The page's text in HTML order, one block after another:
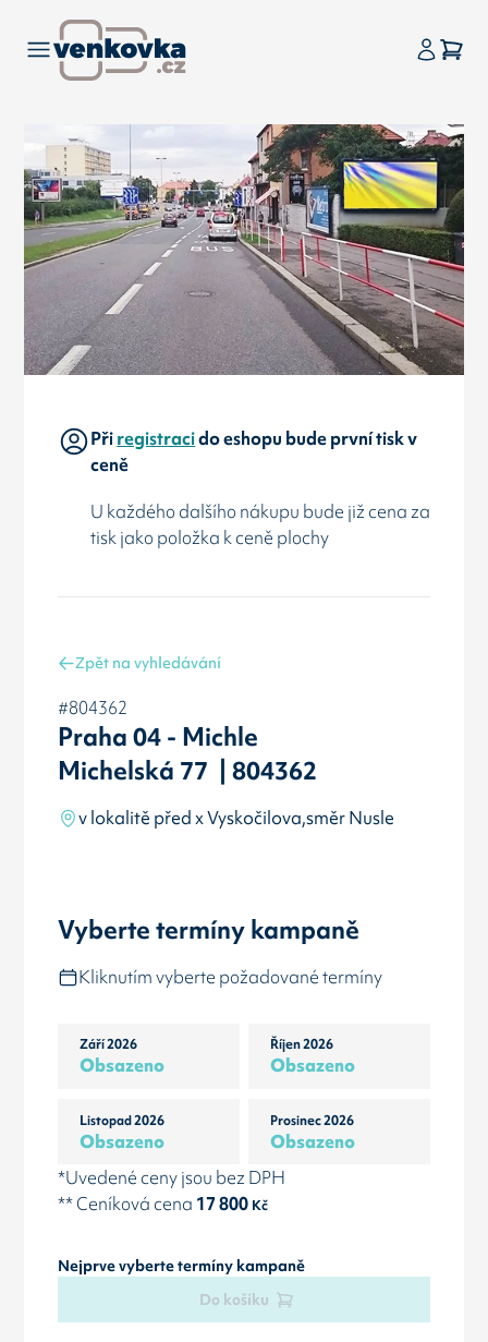
Přiregistracido eshopu bude první tisk v
ceně
U každého dalšího nákupu bude již cena za
tisk jako položka k ceně plochy
Zpět na vyhledávání
#804362
Praha 04 - Michle
Michelská 77 | 804362
v lokalitě před x Vyskočilova,směr Nusle
Vyberte termíny kampaně
Kliknutím vyberte požadované termíny
Září 2026
Obsazeno
Říjen 2026
Obsazeno
Listopad 2026
Obsazeno
Prosinec 2026
Obsazeno
*Uvedené ceny jsou bez DPH
** Ceníková cena 17 800Kč
Nejprve vyberte termíny kampaně
Do košíku